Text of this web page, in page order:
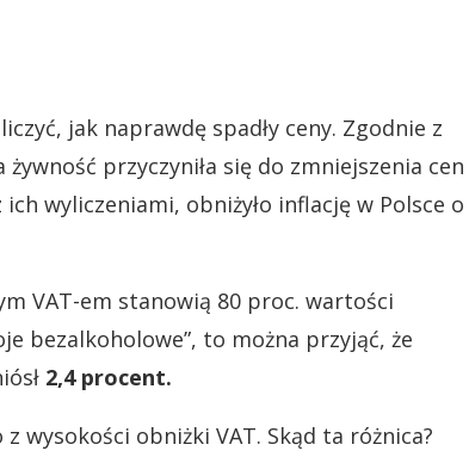
jak naprawdę spadły ceny. Zgodnie z
przyczyniła się do zmniejszenia cen
wyliczeniami, obniżyło inflację w Polsce o
VAT-em stanowią 80 proc. wartości
bezalkoholowe”, to można przyjąć, że
2,4 procent.
wysokości obniżki VAT. Skąd ta różnica?